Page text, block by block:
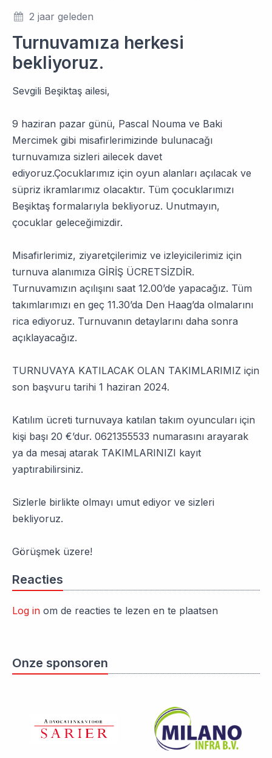
2 jaar geleden
Turnuvamıza herkesi
bekliyoruz.
Sevgili Beşiktaş ailesi,
9 haziran pazar günü, Pascal Nouma ve Baki
Mercimek gibi misafirlerimizinde bulunacağı
turnuvamıza sizleri ailecek davet
ediyoruz.Çocuklarımız için oyun alanları açılacak ve
süpriz ikramlarımız olacaktır. Tüm çocuklarımızı
Beşiktaş formalarıyla bekliyoruz. Unutmayın,
çocuklar geleceğimizdir.
Misafirlerimiz, ziyaretçilerimiz ve izleyicilerimiz için
turnuva alanımıza GİRİŞ ÜCRETSİZDİR.
Turnuvamızın açılışını saat 12.00’de yapacağız. Tüm
takımlarımızı en geç 11.30’da Den Haag’da olmalarını
rica ediyoruz. Turnuvanın detaylarını daha sonra
açıklayacağız.
TURNUVAYA KATILACAK OLAN TAKIMLARIMIZ için
son başvuru tarihi 1 haziran 2024.
Katılım ücreti turnuvaya katılan takım oyuncuları için
kişi başı 20 €’dur. 0621355533 numarasını arayarak
ya da mesaj atarak TAKIMLARINIZI kayıt
yaptırabilirsiniz.
Sizlerle birlikte olmayı umut ediyor ve sizleri
bekliyoruz.
Görüşmek üzere!
Reacties
Log in om de reacties te lezen en te plaatsen
Onze sponsoren